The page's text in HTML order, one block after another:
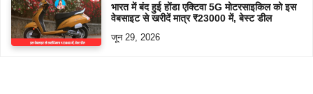
भारत में बंद हुई होंडा एक्टिवा 5G मोटरसाइकिल को इस
वेबसाइट से खरीदें मात्र ₹23000 में, बेस्ट डील
जून 29, 2026